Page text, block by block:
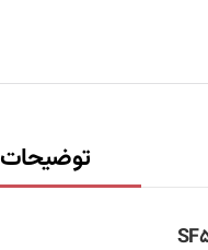
توضیحات